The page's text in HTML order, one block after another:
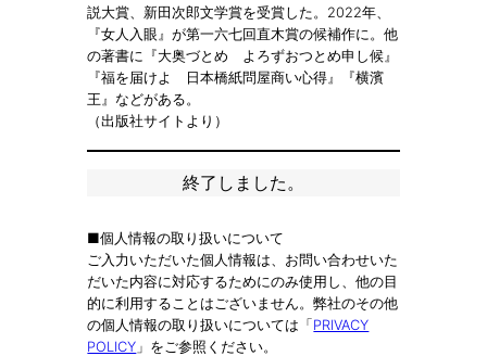
説大賞、新田次郎文学賞を受賞した。2022年、
『女人入眼』が第一六七回直木賞の候補作に。他
の著書に『大奥づとめ よろずおつとめ申し候』
『福を届けよ 日本橋紙問屋商い心得』『横濱
王』などがある。
（出版社サイトより）
終了しました。
■個人情報の取り扱いについて
ご入力いただいた個人情報は、お問い合わせいた
だいた内容に対応するためにのみ使用し、他の目
的に利用することはございません。弊社のその他
の個人情報の取り扱いについては「PRIVACY
POLICY 」をご参照ください。